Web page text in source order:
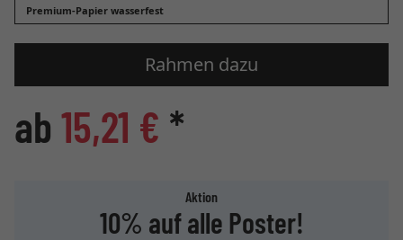
Premium-Papier wasserfest
Rahmen dazu
ab 15,21 € *
Aktion
10% auf alle Poster!